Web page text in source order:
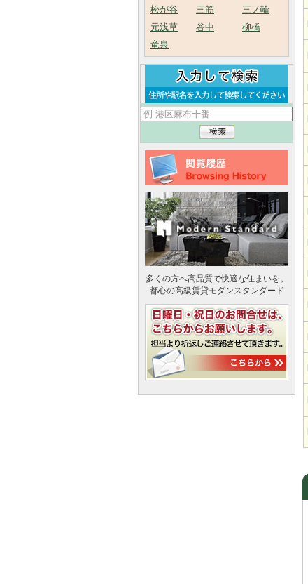
松が谷
三筋
三ノ輪
元浅草
谷中
柳橋
竜泉
多くの方へ高品質で快適な住まいを。
都心の高級賃貸モダンスタンダード